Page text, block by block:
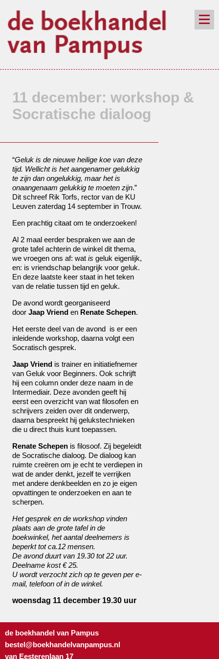
nieuwsbrief
11 december: workshop &
Socratische dialoog
“Geluk is de nieuwe heilige koe van deze
tijd. Wellicht is het aangenamer gelukkig
te zijn dan ongelukkig, maar het is
onaangenaam gelukkig te moeten zijn.”
Dit schreef Rik Torfs, rector van de KU
Leuven zaterdag 14 september in Trouw.
Een prachtig citaat om te onderzoeken!
Al 2 maal eerder bespraken we aan de
grote tafel achterin de winkel dit thema,
we vroegen ons af: wat is geluk eigenlijk,
en: is vriendschap belangrijk voor geluk.
En deze laatste keer staat in het teken
van de relatie tussen tijd en geluk.
De avond wordt georganiseerd
door Jaap Vriend en Renate Schepen.
Het eerste deel van de avond is er een
inleidende workshop, daarna volgt een
Socratisch gesprek.
Jaap Vriend is trainer en initiatiefnemer
van Geluk voor Beginners. Ook schrijft
hij een column onder deze naam in de
Intermediair. Deze avonden geeft hij
eerst een overzicht van wat filosofen en
schrijvers zeiden over dit onderwerp,
daarna bespreekt hij gelukstechnieken
die u direct thuis kunt toepassen.
Renate Schepen is filosoof. Zij begeleidt
de Socratische dialoog. De dialoog kan
ruimte creëren om je echt te verdiepen in
wat de ander denkt, jezelf te verrijken
met andere denkbeelden en zo je eigen
opvattingen te onderzoeken en aan te
scherpen.
Het gesprek en de workshop vinden
plaats aan de grote tafel in de
boekwinkel, het aantal deelnemers is
beperkt tot ca.12 mensen.
De avond duurt van 19.30 tot 22 uur.
Deelname kost € 25.
U wordt verzocht zich op te geven per e-
mail, telefoon of in de winkel.
woensdag 11 december 19.30 uur
de boekhandel van Pampus
bestel@boekhandelvanpampus.nl
van Eesterenlaan 17